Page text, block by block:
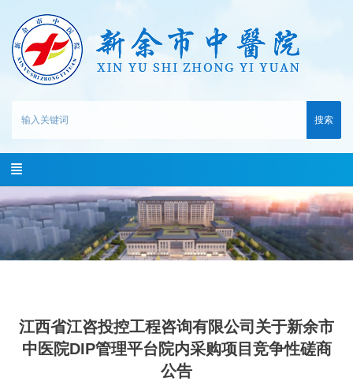
搜索
江西省江咨投控工程咨询有限公司关于新余市
中医院DIP管理平台院内采购项目竞争性磋商
公告